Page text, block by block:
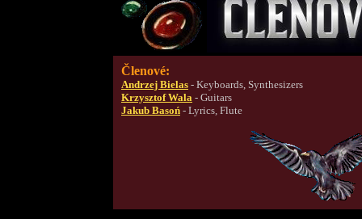
Členové:
Andrzej Bielas - Keyboards, Synthesizers
Krzysztof Wala - Guitars
Jakub Basoń - Lyrics, Flute